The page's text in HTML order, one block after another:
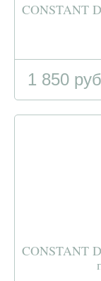
CONSTANT
1 850
CONSTANT